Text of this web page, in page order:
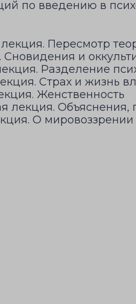
по введению в
Пересмотр
и
Разделение
Страх и жизнь
Женственность
лекция.
О мировоззрении